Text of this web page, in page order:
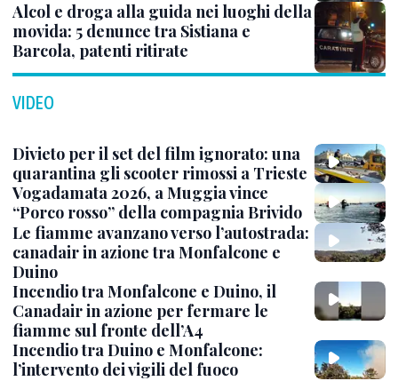
Alcol e droga alla guida nei luoghi della
movida: 5 denunce tra Sistiana e
Barcola, patenti ritirate
VIDEO
Divieto per il set del film ignorato: una
quarantina gli scooter rimossi a Trieste
Vogadamata 2026, a Muggia vince
“Porco rosso” della compagnia Brivido
Le fiamme avanzano verso l’autostrada:
canadair in azione tra Monfalcone e
Duino
Incendio tra Monfalcone e Duino, il
Canadair in azione per fermare le
fiamme sul fronte dell’A4
Incendio tra Duino e Monfalcone:
l’intervento dei vigili del fuoco